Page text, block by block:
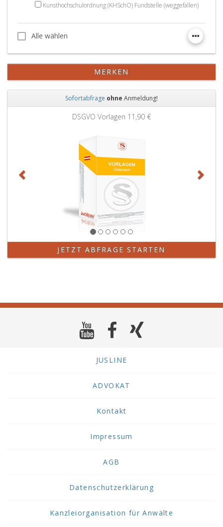
Kunsthochschulordnung (KHSchO) Fundstelle (weggefallen)
Alle wählen
Alle wählen
MERKEN
Sofortabfrage ohne Anmeldung!
DSGVO Vorlagen 11,90 €
JETZT ABFRAGE STARTEN
JUSLINE
ADVOKAT
Kontakt
Impressum
AGB
Datenschutzerklärung
Kanzleiorganisation für Anwälte